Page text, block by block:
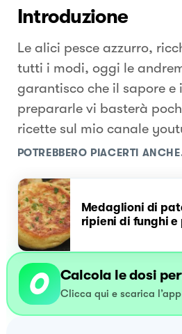
Introduzione
Le alici pesce azzurro,
tutti i modi, oggi le
garantisco che il sapore e
prepararle vi basterà
ricette sul mio canale
POTREBBERO PIACERTI
Medaglioni di
ripieni di funghi e
Calcola le dosi
Clicca qui e scarica